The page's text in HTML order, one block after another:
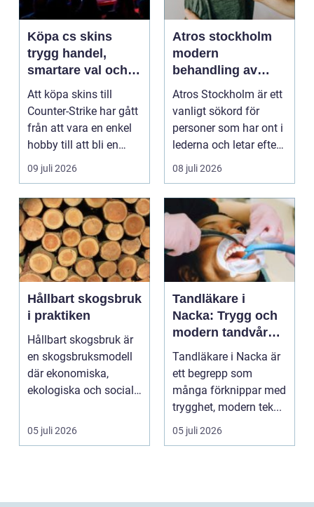
Köpa cs skins
trygg handel,
smartare val och
bättre affärer
Att köpa skins till
Counter-Strike har gått
från att vara en enkel
hobby till att bli en
egen liten ...
09 juli 2026
Atros stockholm
modern
behandling av
ledbesvär i
huvudstaden
Atros Stockholm är ett
vanligt sökord för
personer som har ont i
lederna och letar efter
hjälp i huv...
08 juli 2026
Hållbart skogsbruk
i praktiken
Hållbart skogsbruk är
en skogsbruksmodell
där ekonomiska,
ekologiska och sociala
...
05 juli 2026
Tandläkare i
Nacka: Trygg och
modern tandvård
nära dig
Tandläkare i Nacka är
ett begrepp som
många förknippar med
trygghet, modern tek...
05 juli 2026